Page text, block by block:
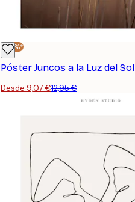
-30%*
Póster Juncos a la Luz del Sol
Desde 9,07 €12,95 €